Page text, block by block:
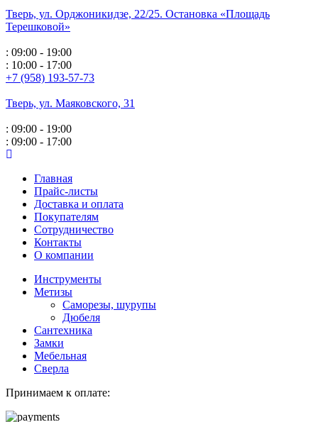
Тверь, ул. Орджоникидзе, 22/25. Остановка «Площадь
Терешковой»
: 09:00 - 19:00
: 10:00 - 17:00
+7 (958) 193-57-73
Тверь, ул. Маяковского, 31
: 09:00 - 19:00
: 09:00 - 17:00
Главная
Прайс-листы
Доставка и оплата
Покупателям
Сотрудничество
Контакты
О компании
Инструменты
Метизы
Саморезы, шурупы
Дюбеля
Сантехника
Замки
Мебельная
Сверла
Принимаем к оплате: